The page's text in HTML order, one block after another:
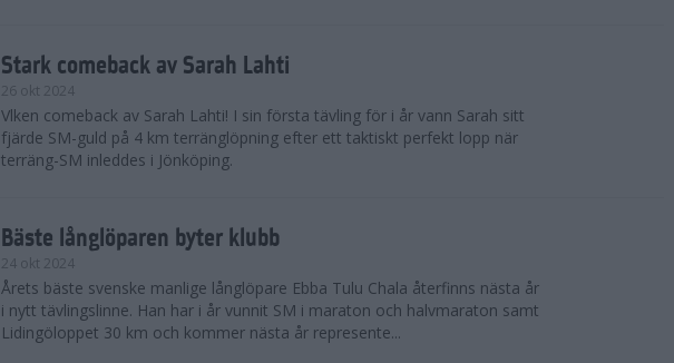
Stark comeback av Sarah Lahti
26 okt 2024
Vlken comeback av Sarah Lahti! I sin första tävling för i år vann Sarah sitt
fjärde SM-guld på 4 km terränglöpning efter ett taktiskt perfekt lopp när
terräng-SM inleddes i Jönköping.
Bäste långlöparen byter klubb
24 okt 2024
Årets bäste svenske manlige långlöpare Ebba Tulu Chala återfinns nästa år
i nytt tävlingslinne. Han har i år vunnit SM i maraton och halvmaraton samt
Lidingöloppet 30 km och kommer nästa år represente...